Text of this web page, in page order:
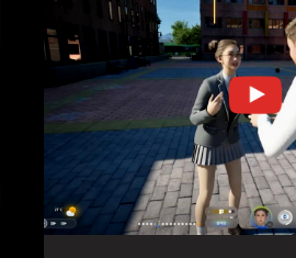
IMPOSSIBILE!